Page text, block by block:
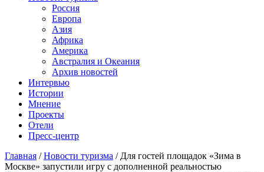
Россия
Европа
Азия
Африка
Америка
Австралия и Океания
Архив новостей
Интервью
Истории
Мнение
Проекты
Отели
Пресс-центр
Главная /Новости туризма / Для гостей площадок «Зима в
Москве» запустили игру с дополненной реальностью